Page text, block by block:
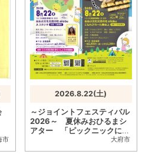
市 大府市
2026.8.22(土)
～ジョイントフェスティバル
2026～ 夏休みおひるまシ
アター 「ピックニックにぴ
ったり！＆ぐしゃぐしゃぐわ
しゃ」